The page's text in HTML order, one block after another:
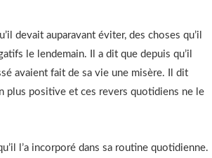
devait auparavant éviter, des choses qu’il
le lendemain. Il a dit que depuis qu’il
avaient fait de sa vie une misère. Il dit
plus positive et ces revers quotidiens ne le
l’a incorporé dans sa routine quotidienne.